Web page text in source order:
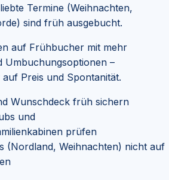
Termine (Weihnachten,
sind früh ausgebucht.
auf Frühbucher mit mehr
Umbuchungsoptionen –
Preis und Spontanität.
Wunschdeck früh sichern
und
prüfen
(Nordland, Weihnachten) nicht auf